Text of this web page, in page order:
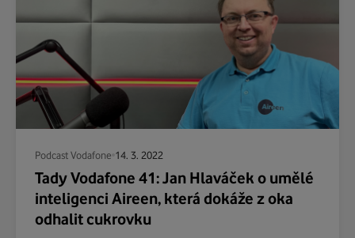
Podcast Vodafone 14. 3. 2022
Tady Vodafone 41: Jan Hlaváček o umělé
inteligenci Aireen, která dokáže z oka
odhalit cukrovku